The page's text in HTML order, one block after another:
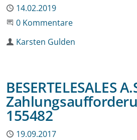
Publiziert
14.02.2019
Beginne eine Unterhaltung
0 Kommentare
Autor
Karsten Gulden
BESERTELESALES
155482
Publiziert
19.09.2017